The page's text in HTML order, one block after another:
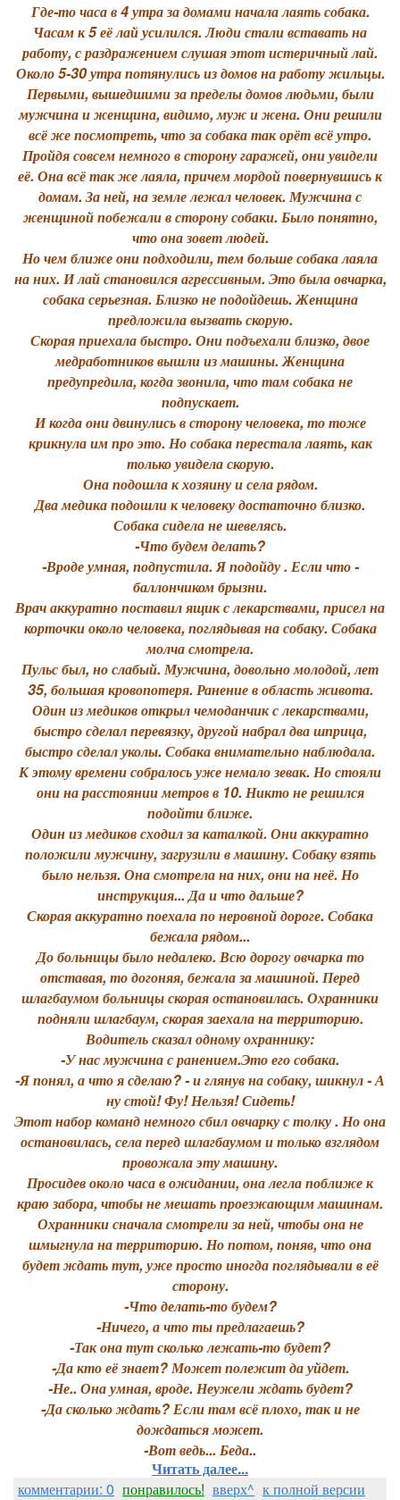
Где-то часа в 4 утра за домами начала лаять собака.
Часам к 5 её лай усилился. Люди стали вставать на
работу, с раздражением слушая этот истеричный лай.
Около 5-30 утра потянулись из домов на работу жильцы.
Первыми, вышедшими за пределы домов людьми, были
мужчина и женщина, видимо, муж и жена. Они решили
всё же посмотреть, что за собака так орёт всё утро.
Пройдя совсем немного в сторону гаражей, они увидели
её. Она всё так же лаяла, причем мордой повернувшись к
домам. За ней, на земле лежал человек. Мужчина с
женщиной побежали в сторону собаки. Было понятно,
что она зовет людей.
Но чем ближе они подходили, тем больше собака лаяла
на них. И лай становился агрессивным. Это была овчарка,
собака серьезная. Близко не подойдешь. Женщина
предложила вызвать скорую.
Скорая приехала быстро. Они подъехали близко, двое
медработников вышли из машины. Женщина
предупредила, когда звонила, что там собака не
подпускает.
И когда они двинулись в сторону человека, то тоже
крикнула им про это. Но собака перестала лаять, как
только увидела скорую.
Она подошла к хозяину и села рядом.
Два медика подошли к человеку достаточно близко.
Собака сидела не шевелясь.
-Что будем делать?
-Вроде умная, подпустила. Я подойду . Если что -
баллончиком брызни.
Врач аккуратно поставил ящик с лекарствами, присел на
корточки около человека, поглядывая на собаку. Собака
молча смотрела.
Пульс был, но слабый. Мужчина, довольно молодой, лет
35, большая кровопотеря. Ранение в область живота.
Один из медиков открыл чемоданчик с лекарствами,
быстро сделал перевязку, другой набрал два шприца,
быстро сделал уколы. Собака внимательно наблюдала.
К этому времени собралось уже немало зевак. Но стояли
они на расстоянии метров в 10. Никто не решился
подойти ближе.
Один из медиков сходил за каталкой. Они аккуратно
положили мужчину, загрузили в машину. Собаку взять
было нельзя. Она смотрела на них, они на неё. Но
инструкция... Да и что дальше?
Скорая аккуратно поехала по неровной дороге. Собака
бежала рядом...
До больницы было недалеко. Всю дорогу овчарка то
отставая, то догоняя, бежала за машиной. Перед
шлагбаумом больницы скорая остановилась. Охранники
подняли шлагбаум, скорая заехала на территорию.
Водитель сказал одному охраннику:
-У нас мужчина с ранением.Это его собака.
-Я понял, а что я сделаю? - и глянув на собаку, шикнул - А
ну стой! Фу! Нельзя! Сидеть!
Этот набор команд немного сбил овчарку с толку . Но она
остановилась, села перед шлагбаумом и только взглядом
провожала эту машину.
Просидев около часа в ожидании, она легла поближе к
краю забора, чтобы не мешать проезжающим машинам.
Охранники сначала смотрели за ней, чтобы она не
шмыгнула на территорию. Но потом, поняв, что она
будет ждать тут, уже просто иногда поглядывали в её
сторону.
-Что делать-то будем?
-Ничего, а что ты предлагаешь?
-Так она тут сколько лежать-то будет?
-Да кто её знает? Может полежит да уйдет.
-Не.. Она умная, вроде. Неужели ждать будет?
-Да сколько ждать? Если там всё плохо, так и не
дождаться может.
-Вот ведь... Беда..
Читать далее...
комментарии: 0 понравилось! вверх^ к полной версии